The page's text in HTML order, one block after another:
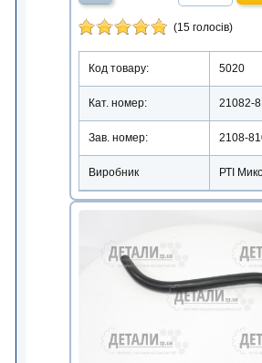
(15 голосів)
Код товару: 5020
Кат. номер: 21082-
Зав. номер: 2108-
Виробник РТІ